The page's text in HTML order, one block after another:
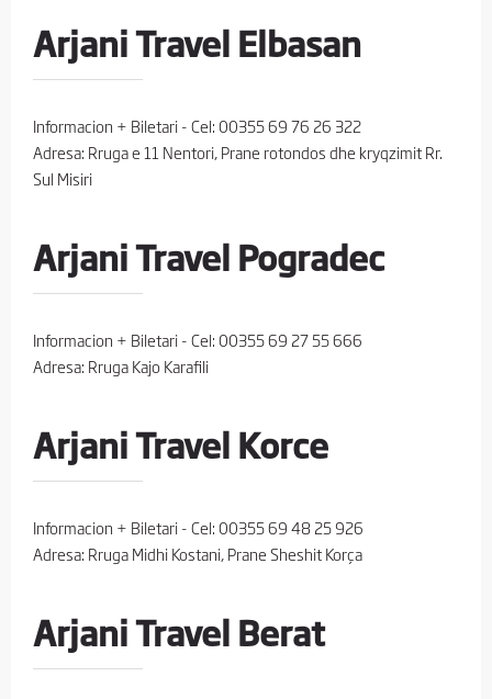
Arjani Travel Elbasan
Informacion + Biletari - Cel: 00355 69 76 26 322
Adresa: Rruga e 11 Nentori, Prane rotondos dhe kryqzimit Rr.
Sul Misiri
Arjani Travel Pogradec
Informacion + Biletari - Cel: 00355 69 27 55 666
Adresa: Rruga Kajo Karafili
Arjani Travel Korce
Informacion + Biletari - Cel: 00355 69 48 25 926
Adresa: Rruga Midhi Kostani, Prane Sheshit Korça
Arjani Travel Berat